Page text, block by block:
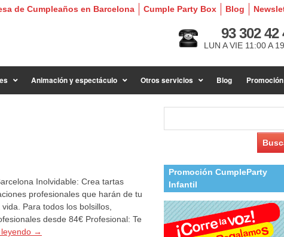
Blog
Cumple Party Box
de Cumpleaños en Barcelona
93 302 42
LUN A VIE 11:00 A
Animación y espectáculo Otros servicios Blog Promoción
Inolvidable: Crea tartas
profesionales que harán de tu
Para todos los bolsillos,
desde 84€ Profesional: Te
→
Promoción CumpleParty
Infantil